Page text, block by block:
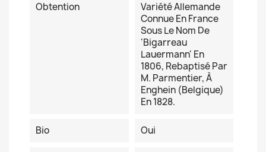
Obtention
Variété Allemande
Connue En France
Sous Le Nom De
'Bigarreau
Lauermann' En
1806, Rebaptisé Par
M. Parmentier, À
Enghein (Belgique)
En 1828.
Bio Oui